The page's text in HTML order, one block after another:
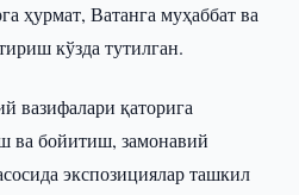
ҳурмат, Ватанга муҳаббат ва
кўзда тутилган.
вазифалари қаторига
ва бойитиш, замонавий
экспозициялар ташкил